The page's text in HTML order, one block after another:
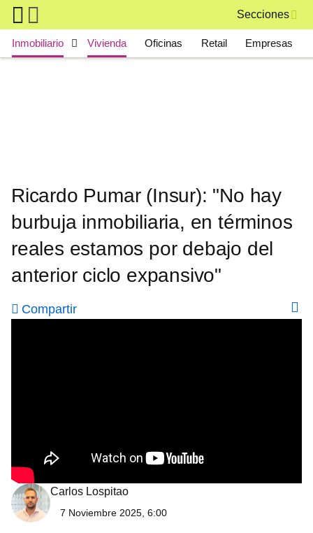
Skip to main content
Secciones
Main navigation
Inmobiliario Vivienda Oficinas Retail Empresas
Ricardo Pumar (Insur): "No hay
burbuja inmobiliaria, en términos
reales estamos por debajo del
anterior ciclo expansivo"
Compartir
Carlos Lospitao
7 Noviembre 2025, 6:00